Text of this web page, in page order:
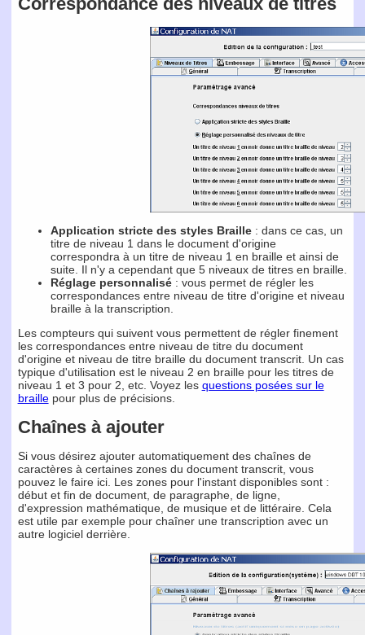
Application stricte des styles Braille: dans ce cas, un
titre de niveau 1 dans le document d'origine
correspondra à un titre de niveau 1 en braille et ainsi de
suite. Il n'y a cependant que 5 niveaux de titres en braille.
Réglage personnalisé: vous permet de régler les
correspondances entre niveau de titre d'origine et niveau
braille à la transcription.
Les compteurs qui suivent vous permettent de régler finement
les correspondances entre niveau de titre du document
d'origine et niveau de titre braille du document transcrit. Un cas
typique d'utilisation est le niveau 2 en braille pour les titres de
niveau 1 et 3 pour 2, etc. Voyez les questions posées sur le
braillepour plus de précisions.
Chaînes à ajouter
Si vous désirez ajouter automatiquement des chaînes de
caractères à certaines zones du document transcrit, vous
pouvez le faire ici. Les zones pour l'instant disponibles sont :
début et fin de document, de paragraphe, de ligne,
d'expression mathématique, de musique et de littéraire. Cela
est utile par exemple pour chaîner une transcription avec un
autre logiciel derrière.